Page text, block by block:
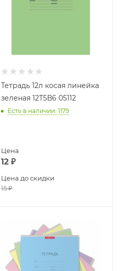
Тетрадь 12л косая линейка
зеленая 12Т5В6 05112
Есть в наличии: 1179
Цена
12₽
Цена до скидки
15₽